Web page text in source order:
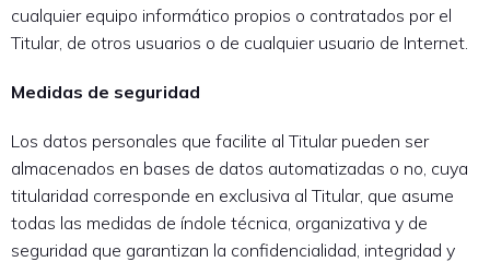
cualquier equipo informático propios o contratados por el
Titular, de otros usuarios o de cualquier usuario de Internet.
Medidas de seguridad
Los datos personales que facilite al Titular pueden ser
almacenados en bases de datos automatizadas o no, cuya
titularidad corresponde en exclusiva al Titular, que asume
todas las medidas de índole técnica, organizativa y de
seguridad que garantizan la confidencialidad, integridad y